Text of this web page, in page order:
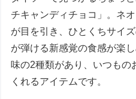
チキャンディチョコ」。ネ
が目を引き、ひとくちサイ
が弾ける新感覚の食感が楽
味の2種類があり、いつもの
くれるアイテムです。